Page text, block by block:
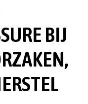
BIJ